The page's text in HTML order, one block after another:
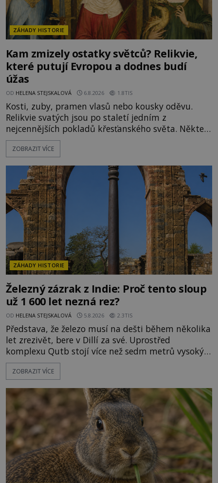
ZÁHADY HISTORIE
Kam zmizely ostatky světců? Relikvie,
které putují Evropou a dodnes budí
úžas
OD HELENA STEJSKALOVÁ 6.8.2026 1.8TIS
Kosti, zuby, pramen vlasů nebo kousky oděvu.
Relikvie svatých jsou po staletí jedním z
nejcennějších pokladů křesťanského světa. Některé
mají pečlivě doloženou historii, jiné provází
záhady, krádeže i nečekané objevy. Jejich osudy
o skutečné historické události. Ve středověké
Evropě mají relikvie mimořádnou hodnotu. Nejsou
jen předmětem úcty
ZOBRAZIT VÍCE
ZÁHADY HISTORIE
Železný zázrak z Indie: Proč tento sloup
už 1 600 let nezná rez?
OD HELENA STEJSKALOVÁ 5.8.2026 2.3TIS
Představa, že železo musí na dešti během několika
let zrezivět, bere v Dillí za své. Uprostřed
komplexu Qutb stojí více než sedm metrů vysoký
železný sloup, který už přibližně 1 600 let odolává
počasí s jen nepatrnými stopami koroze. Jeho
ztracených technologiích či tajemných
materiálech. Moderní metalurgie však ukazuje, že
skutečné vysvětlení je ješt
ZOBRAZIT VÍCE